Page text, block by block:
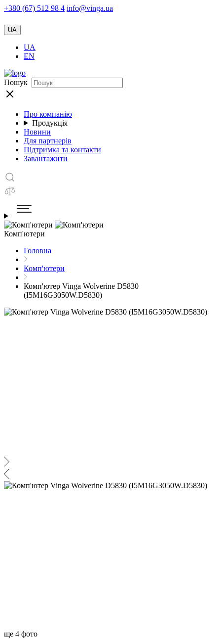
+380 (67) 512 98 4 info@vinga.ua
UA
UA
EN
Пошук
Про компанію
Продукція
Новини
Для партнерів
Підтримка та контакти
Завантажити
Комп'ютери
Головна
Комп'ютери
Комп'ютер Vinga Wolverine D5830
(I5M16G3050W.D5830)
ще 4 фото